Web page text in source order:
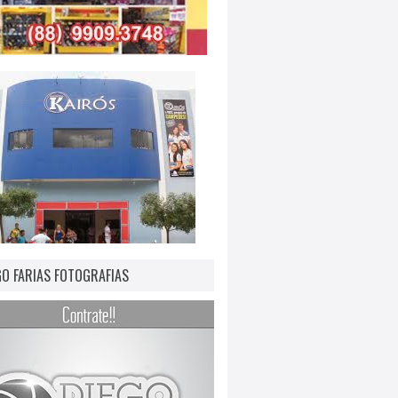
FARIAS FOTOGRAFIAS